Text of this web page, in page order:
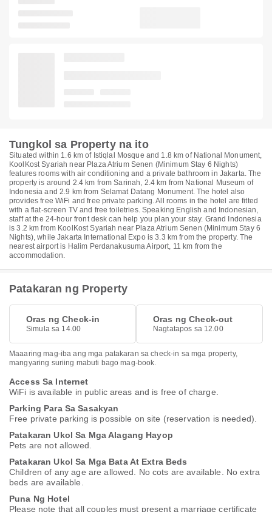
Tungkol sa Property na ito
Situated within 1.6 km of Istiqlal Mosque and 1.8 km of National Monument,
KoolKost Syariah near Plaza Atrium Senen (Minimum Stay 6 Nights)
features rooms with air conditioning and a private bathroom in Jakarta. The
property is around 2.4 km from Sarinah, 2.4 km from National Museum of
Indonesia and 2.9 km from Selamat Datang Monument. The hotel also
provides free WiFi and free private parking. All rooms in the hotel are fitted
with a flat-screen TV and free toiletries. Speaking English and Indonesian,
staff at the 24-hour front desk can help you plan your stay. Grand Indonesia
is 3.2 km from KoolKost Syariah near Plaza Atrium Senen (Minimum Stay 6
Nights), while Jakarta International Expo is 3.3 km from the property. The
nearest airport is Halim Perdanakusuma Airport, 11 km from the
accommodation.
Patakaran ng Property
Oras ng Check-in
Simula sa 14.00
Oras ng Check-out
Nagtatapos sa 12.00
Maaaring mag-iba ang mga patakaran sa check-in sa mga property,
mangyaring suriing mabuti bago mag-book.
Access Sa Internet
WiFi is available in public areas and is free of charge.
Parking Para Sa Sasakyan
Free private parking is possible on site (reservation is needed).
Patakaran Ukol Sa Mga Alagang Hayop
Pets are not allowed.
Patakaran Ukol Sa Mga Bata At Extra Beds
Children of any age are allowed. No cots are available. No extra
beds are available.
Puna Ng Hotel
Please note that all couples must present a marriage certificate